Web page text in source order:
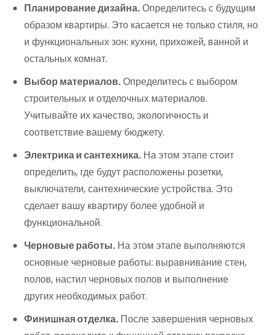
Планирование дизайна.Определитесь с будущим
образом квартиры. Это касается не только стиля, но
и функциональных зон: кухни, прихожей, ванной и
остальных комнат.
Выбор материалов.Определитесь с выбором
строительных и отделочных материалов.
Учитывайте их качество, экологичность и
соответствие вашему бюджету.
Электрика и сантехника. На этом этапе стоит
определить, где будут расположены розетки,
выключатели, сантехнические устройства. Это
сделает вашу квартиру более удобной и
функциональной.
Черновые работы. На этом этапе выполняются
основные черновые работы: выравнивание стен,
полов, настил черновых полов и выполнение
других необходимых работ.
Финишная отделка. После завершения черновых